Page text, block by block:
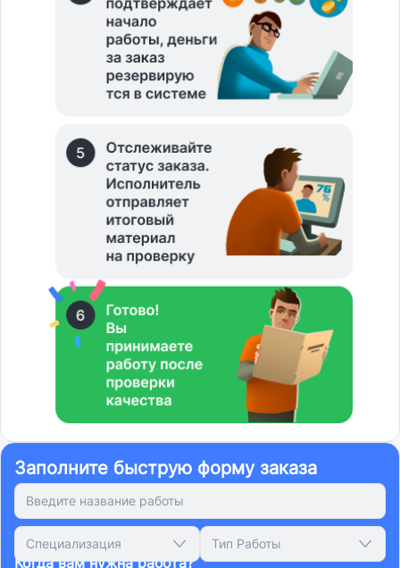
Заполните быструю форму заказа
Специализация Тип Работы
Когда вам нужна работа?